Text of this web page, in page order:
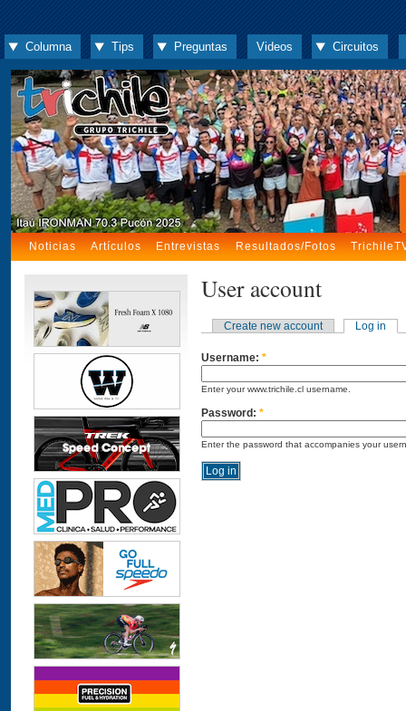
Columna Tips Preguntas Videos Circuitos
Noticias Artículos Entrevistas Resultados/Fotos
User account
Create new account Log in
Username: *
Enter your www.trichile.cl username.
Password: *
Enter the password that accompanies your